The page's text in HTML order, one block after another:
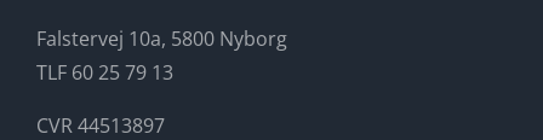
Falstervej 10a, 5800 Nyborg
TLF 60 25 79 13
CVR 44513897